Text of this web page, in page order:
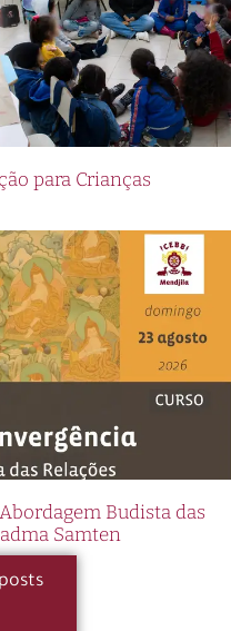
para Crianças
Budista das
Samten